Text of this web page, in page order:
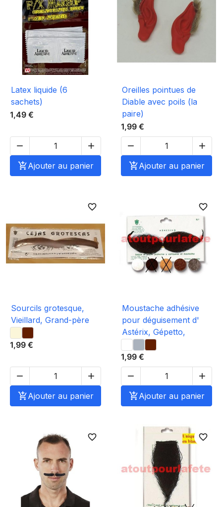
Latex liquide (6
sachets)
1,49 €


Ajouter au panier
Oreilles pointues de
Diable avec poils (la
paire)
1,99 €


Ajouter au panier
favorite_border
Sourcils grotesque,
Vieillard, Grand-père
1,99 €


Ajouter au panier
favorite_border
Moustache adhésive
pour déguisement d'
Astérix, Gépetto,
1,99 €


Ajouter au panier
favorite_border favorite_border